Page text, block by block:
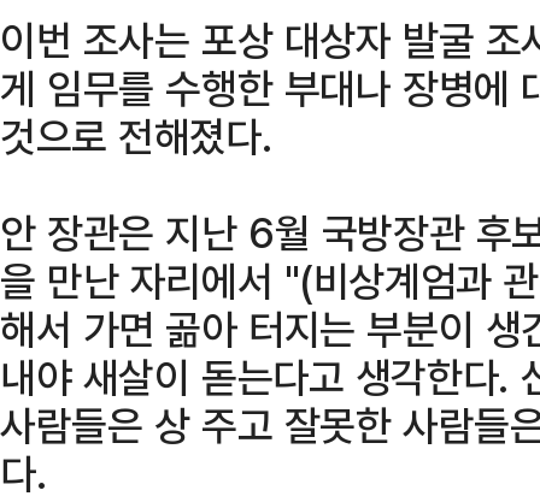
이번 조사는 포상 대상자 발굴
게 임무를 수행한 부대나 장병에
것으로 전해졌다.
안 장관은 지난 6월 국방장관 후
을 만난 자리에서 "(비상계엄과
해서 가면 곪아 터지는 부분이
내야 새살이 돋는다고 생각한다.
사람들은 상 주고 잘못한 사람들
다.